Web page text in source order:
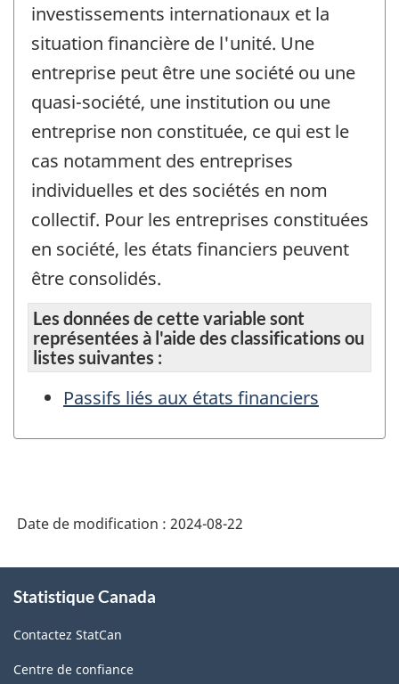
investissements internationaux et la
situation financière de l'unité. Une
entreprise peut être une société ou une
quasi-société, une institution ou une
entreprise non constituée, ce qui est le
cas notamment des entreprises
individuelles et des sociétés en nom
collectif. Pour les entreprises constituées
en société, les états financiers peuvent
être consolidés.
Les données de cette variable sont
représentées à l'aide des classifications ou
listes suivantes :
Passifs liés aux états financiers
Date de modification : 2024-08-22
propos
ce
site
Statistique Canada
Contactez StatCan
Centre de confiance